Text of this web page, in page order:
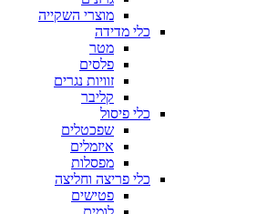
מוצרי השקייה
כלי מדידה
מטר
פלסים
זוויות נגרים
קליבר
כלי פיסול
שפכטלים
איזמלים
מפסלות
כלי פריצה וחליצה
פטישים